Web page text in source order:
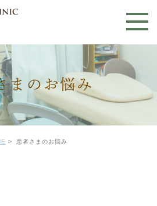
まのお悩み
患者さまのお悩み